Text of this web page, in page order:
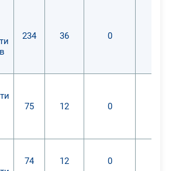
234 36 0
75 12 0
74 12 0